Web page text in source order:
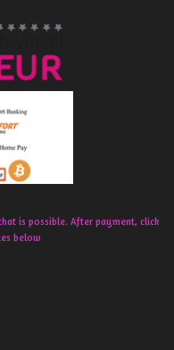
is possible. After payment, click
below